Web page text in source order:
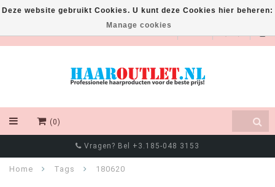
EUR
(0)
Vragen? Bel +3.185-048 3153
Home Tags 180620
Deze website gebruikt Cookies. U kunt deze Cookies hier beheren:
Manage cookies